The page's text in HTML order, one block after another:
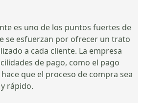
es uno de los puntos fuertes de
se esfuerzan por ofrecer un trato
a cada cliente. La empresa
de pago, como el pago
que el proceso de compra sea
rápido.